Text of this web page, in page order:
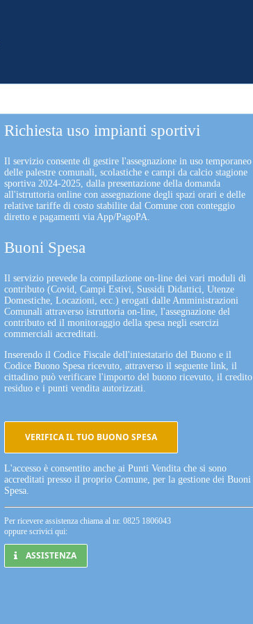
Richiesta uso impianti sportivi
Il servizio consente di gestire l'assegnazione in uso temporaneo
delle palestre comunali, scolastiche e campi da calcio stagione
sportiva 2024-2025, dalla presentazione della domanda
all'istruttoria online con assegnazione degli spazi orari e delle
relative tariffe di costo stabilite dal Comune con conteggio
diretto e pagamenti via App/PagoPA.
Buoni Spesa
Il servizio prevede la compilazione on-line dei vari moduli di
contributo (Covid, Campi Estivi, Sussidi Didattici, Utenze
Domestiche, Locazioni, ecc.) erogati dalle Amministrazioni
Comunali attraverso istruttoria on-line, l'assegnazione del
contributo ed il monitoraggio della spesa negli esercizi
commerciali accreditati.
Inserendo il Codice Fiscale dell'intestatario del Buono e il
Codice Buono Spesa ricevuto, attraverso il seguente link, il
cittadino può verificare l'importo del buono ricevuto, il credito
residuo e i punti vendita autorizzati.
VERIFICA IL TUO BUONO SPESA
L'accesso è consentito anche ai Punti Vendita che si sono
accreditati presso il proprio Comune, per la gestione dei Buoni
Spesa.
Per ricevere assistenza chiama al nr. 0825 1806043
oppure scrivici qui:
ASSISTENZA